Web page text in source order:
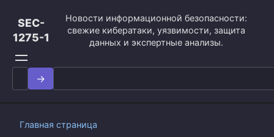
контенту
SEC-
1275-1
Новости информационной безопасности:
свежие кибератаки, уязвимости, защита
данных и экспертные анализы.
Search
for:
Главная страница